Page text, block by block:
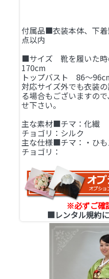
付属品■衣装本体、下
点以内
■サイズ 靴を履いた
170cm
トップバスト 86～
対応サイズ外でも衣装
る場合もございますの
せ下さい。
主な素材■チマ：化繊
チョゴリ：シルク
主な仕様■チマ：・ひも
チョゴリ：
※必ずご確
■レンタル規約